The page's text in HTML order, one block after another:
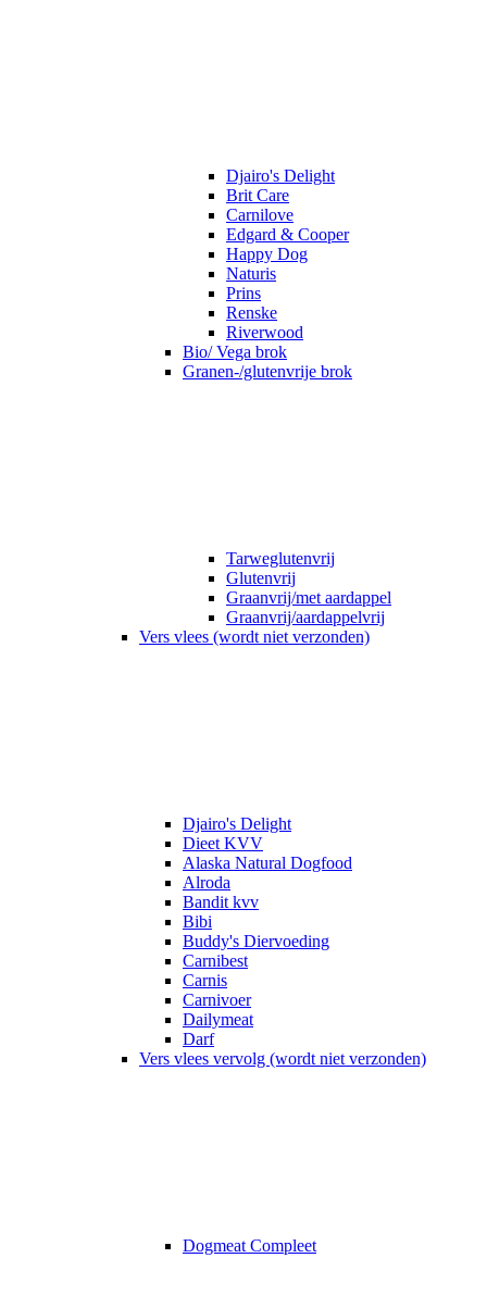
Djairo's Delight
Brit Care
Carnilove
Edgard & Cooper
Happy Dog
Naturis
Prins
Renske
Riverwood
Bio/ Vega brok
Granen-/glutenvrije brok
Tarweglutenvrij
Glutenvrij
Graanvrij/met aardappel
Graanvrij/aardappelvrij
Vers vlees (wordt niet verzonden)
Djairo's Delight
Dieet KVV
Alaska Natural Dogfood
Alroda
Bandit kvv
Bibi
Buddy's Diervoeding
Carnibest
Carnis
Carnivoer
Dailymeat
Darf
Vers vlees vervolg (wordt niet verzonden)
Dogmeat Compleet